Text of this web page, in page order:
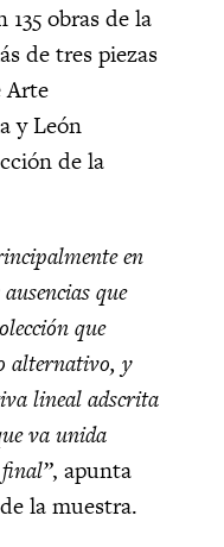
obras de la
de tres piezas
Arte
y León
de la
en
que
que
alternativo, y
lineal adscrita
va unida
, apunta
la muestra.